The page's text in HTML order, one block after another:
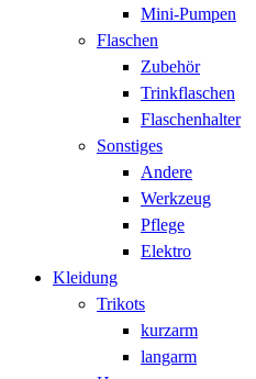
Mini-Pumpen
Flaschen
Zubehör
Trinkflaschen
Flaschenhalter
Sonstiges
Andere
Werkzeug
Pflege
Elektro
Kleidung
Trikots
kurzarm
langarm